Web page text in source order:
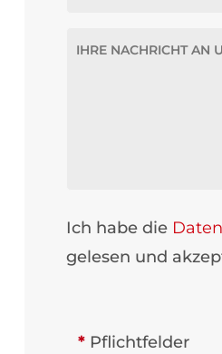
Ich habe die
gelesen und
* Pflichtfelder